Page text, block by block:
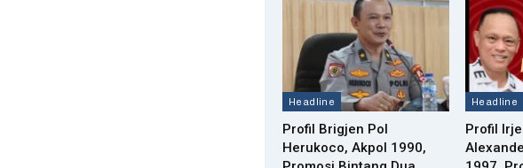
Headline
Profil Brigjen Pol
Herukoco, Akpol 1990,
Headline
Profil